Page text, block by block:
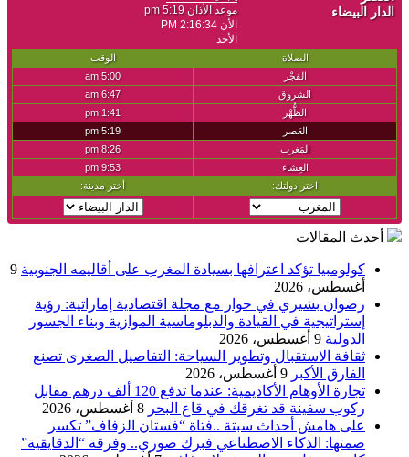
أحدث المقالات
كولومبيا تؤكد اعترافها بسيادة المغرب على أقاليمه الجنوبية 9
أغسطس، 2026
رضوان بشيري في حوار مع مجلة اقتصادية إماراتية: رؤية
إستراتيجية في القيادة والدبلوماسية الموازية وبناء الجسور
الدولية 9 أغسطس، 2026
ثقافة الاستقبال وتطوير السياحة: التفاصيل الصغرى تصنع
الفارق الأكبر 9 أغسطس، 2026
تجارة الأوهام الأكاديمية: عندما تدفع 120 ألف درهم مقابل
ركوب سفينة قد تغرقك في قاع البحر 8 أغسطس، 2026
على هامش أحداث سبتة ..فتاة “فستان الزفاف” تكسر
صمتها: الذكاء الاصطناعي فبرك صوري.. وفرقة “الدقايقية”